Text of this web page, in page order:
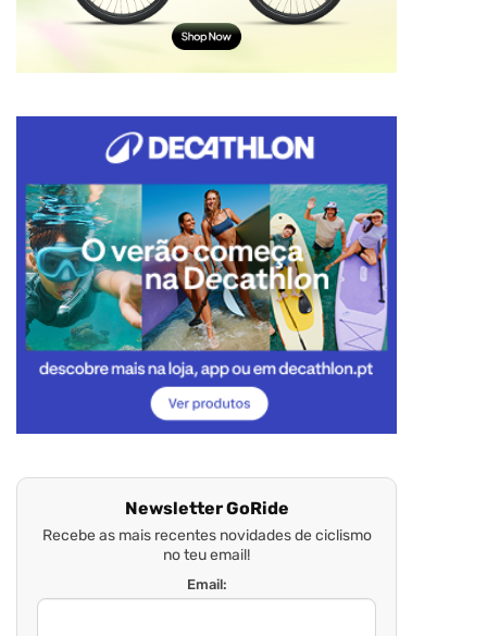
Newsletter GoRide
Recebe as mais recentes novidades de ciclismo
no teu email!
Email: